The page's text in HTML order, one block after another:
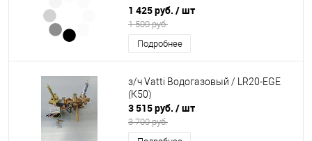
1 425 руб. / шт
1 500 руб.
Подробнее
з/ч Vatti Водогазовый / LR20-EGE
(К50)
3 515 руб. / шт
3 700 руб.